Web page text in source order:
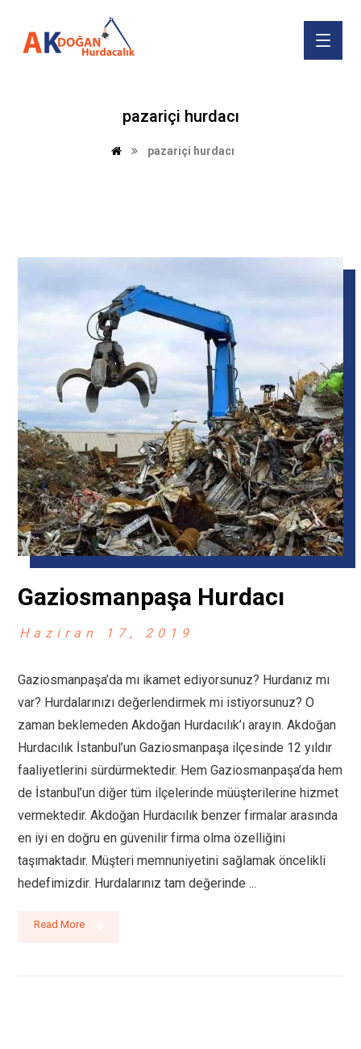
pazariçi hurdacı
pazariçi hurdacı
Gaziosmanpaşa Hurdacı
Haziran 17, 2019
Gaziosmanpaşa’da mı ikamet ediyorsunuz? Hurdanız mı
var? Hurdalarınızı değerlendirmek mi istiyorsunuz? O
zaman beklemeden Akdoğan Hurdacılık’ı arayın. Akdoğan
Hurdacılık İstanbul’un Gaziosmanpaşa ilçesinde 12 yıldır
faaliyetlerini sürdürmektedir. Hem Gaziosmanpaşa’da hem
de İstanbul’un diğer tüm ilçelerinde müüşterilerine hizmet
vermektedir. Akdoğan Hurdacılık benzer firmalar arasında
en iyi en doğru en güvenilir firma olma özelliğini
taşımaktadır. Müşteri memnuniyetini sağlamak öncelikli
hedefimizdir. Hurdalarınız tam değerinde ...
Read More